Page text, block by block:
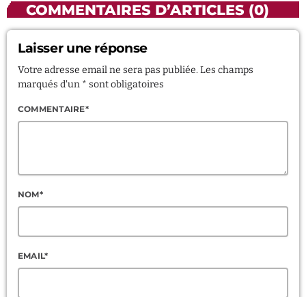
COMMENTAIRES D’ARTICLES (0)
Laisser une réponse
Votre adresse email ne sera pas publiée. Les champs
marqués d'un * sont obligatoires
COMMENTAIRE*
NOM*
EMAIL*